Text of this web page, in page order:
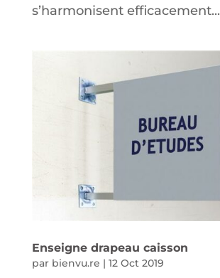
s’harmonisent efficacement...
Enseigne drapeau caisson
par bienvu.re | 12 Oct 2019